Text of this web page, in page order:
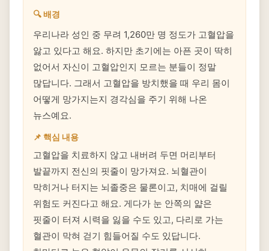
🔍 배경
우리나라 성인 중 무려 1,260만 명 정도가 고혈압을
앓고 있다고 해요. 하지만 초기에는 아픈 곳이 딱히
없어서 자신이 고혈압인지 모르는 분들이 정말
많답니다. 그래서 고혈압을 방치했을 때 우리 몸이
어떻게 망가지는지 경각심을 주기 위해 나온
뉴스예요.
📌 핵심 내용
고혈압을 치료하지 않고 내버려 두면 머리부터
발끝까지 전신의 핏줄이 망가져요. 뇌혈관이
막히거나 터지는 뇌졸중은 물론이고, 치매에 걸릴
위험도 커진다고 해요. 게다가 눈 안쪽의 얇은
핏줄이 터져 시력을 잃을 수도 있고, 다리로 가는
혈관이 막혀 걷기 힘들어질 수도 있답니다.